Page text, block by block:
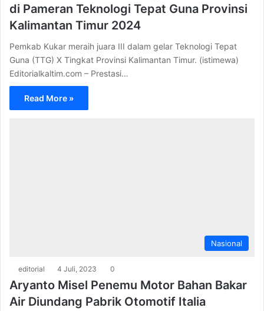
di Pameran Teknologi Tepat Guna Provinsi
Kalimantan Timur 2024
Pemkab Kukar meraih juara III dalam gelar Teknologi Tepat
Guna (TTG) X Tingkat Provinsi Kalimantan Timur. (istimewa)
Editorialkaltim.com – Prestasi…
Read More »
Nasional
editorial 4 Juli, 2023 0
Aryanto Misel Penemu Motor Bahan Bakar
Air Diundang Pabrik Otomotif Italia